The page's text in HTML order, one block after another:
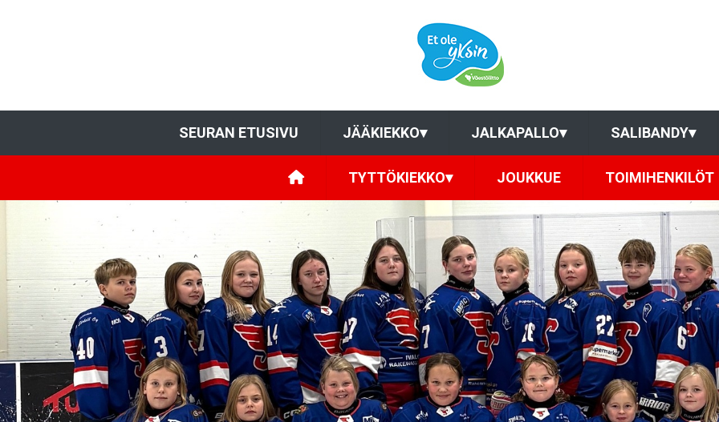
SEURAN ETUSIVU JÄÄKIEKKO▾ JALKAPALLO▾ SALIBANDY▾
TYTTÖKIEKKO▾ JOUKKUE TOIMIHENKILÖT